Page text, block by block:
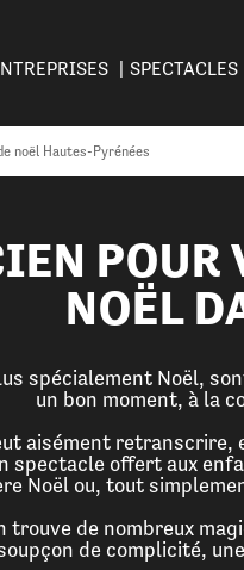
noël Hautes-Pyrénées
POUR
NOËL
spécialement Noël,
un bon moment, à la
aisément
spectacle offert aux
Noël ou, tout
trouve de nombreux
de complicité,